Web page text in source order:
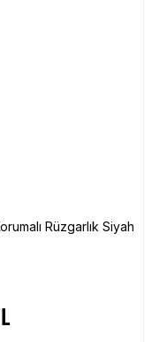
Rüzgarlık Siyah